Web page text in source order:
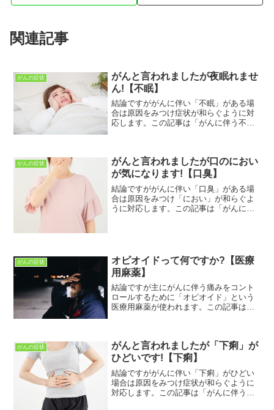
関連記事
がんの症状
がんと言われましたが夜眠れませ
ん!【不眠】
結論ですががんに伴い「不眠」がある場
合は原因をみつけ症状が和らぐように対
応します。この記事は「がんに伴う不眠
「がんに伴う不眠」について...
がんの症状
がんと言われましたが口のにおい
が気になります!【口臭】
結論ですががんに伴い「口臭」がある場
合は原因をみつけ「におい」が和らぐよ
うに対応します。この記事は「がんに伴
がんの症状
オピオイドって何ですか?【医療
用麻薬】
結論ですが主にがんに伴う痛みをコント
ロールするために「オピオイド」という
医療用麻薬が使われます。この記事は
がんを患っている場合、がん...
がんの症状
がんと言われましたが「下痢」が
ひどいです!【下痢】
結論ですががんに伴い「下痢」がひどい
場合は原因をみつけ症状が和らぐように
対応します。この記事は「がんに伴う下